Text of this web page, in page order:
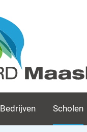
Bedrijven Scholen